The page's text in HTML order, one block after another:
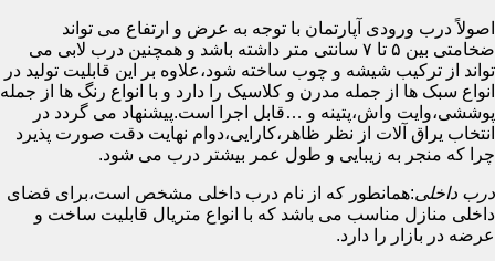
اصولاً درب ورودی آپارتمان با توجه به عرض و ارتفاع می تواند
ضخامتی بین ۵ تا ۷ سانتی متر داشته باشد و همچنین درب لابی می
تواند از ترکیب شیشه و چوب ساخته شود،علاوه بر این قابلیت تولید در
انواع سبک ها از جمله مدرن و کلاسیک را دارد و با انواع رنگ ها از جمله
پوششی،وایت واش،پتینه و …قابل اجرا است.پیشنهاد می گردد در
انتخاب یراق آلات از نظر ظاهر،کارایی،دوام نهایت دقت صورت پذیرد
چرا که منجر به زیبایی و طول عمر بیشتر درب می شود.
درب داخلی:همانطور که از نام درب داخلی مشخص است،برای فضای
داخلی منازل مناسب می باشد که با انواع متریال قابلیت ساخت و
عرضه در بازار را دارد.